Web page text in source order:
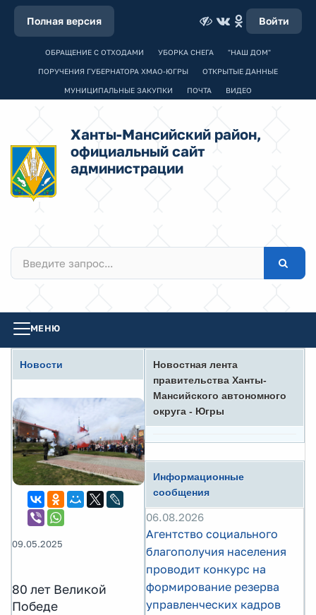
Полная версия Войти
ОБРАЩЕНИЕ С ОТХОДАМИ УБОРКА СНЕГА "НАШ ДОМ"
ПОРУЧЕНИЯ ГУБЕРНАТОРА ХМАО-ЮГРЫ ОТКРЫТЫЕ ДАННЫЕ
МУНИЦИПАЛЬНЫЕ ЗАКУПКИ ПОЧТА ВИДЕО
Ханты-Мансийский район,
официальный сайт
администрации
МЕНЮ
Новости
09.05.2025
80 лет Великой
Победе
Новостная лента
правительства Ханты-
Мансийского автономного
округа - Югры
Информационные
сообщения
06.08.2026
Агентство социального
благополучия населения
проводит конкурс на
формирование резерва
управленческих кадров